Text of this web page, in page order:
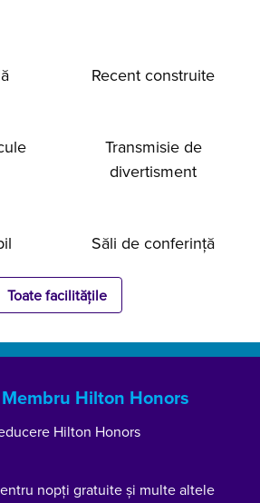
Recent construite
Transmisie de
divertisment
Săli de conferință
Toate facilitățile
Hilton Honors
Hilton Honors
nopți gratuite și multe altele